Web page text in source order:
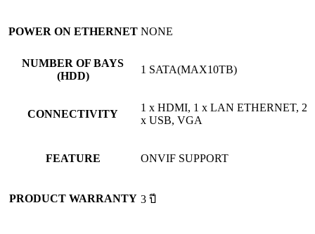
POWER ON ETHERNET NONE
NUMBER OF BAYS
(HDD)
1 SATA(MAX10TB)
CONNECTIVITY
1 x HDMI, 1 x LAN ETHERNET, 2
x USB, VGA
FEATURE ONVIF SUPPORT
PRODUCT WARRANTY 3 ปี